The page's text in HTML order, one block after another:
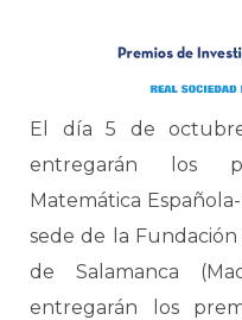
El día 5 de
entregarán los
Matemática
sede de la
de Salamanca
entregarán los